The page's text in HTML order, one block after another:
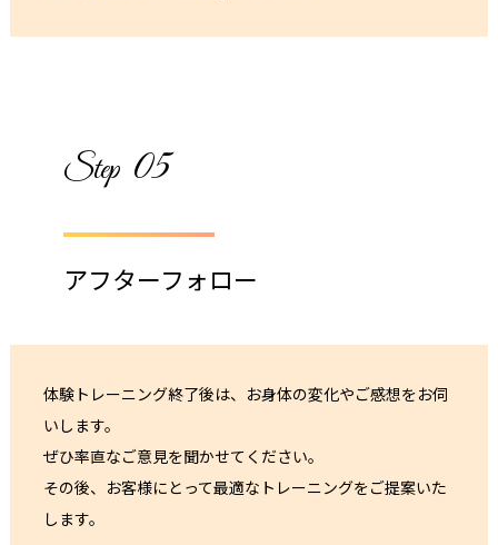
Step 05
アフターフォロー
体験トレーニング終了後は、お身体の変化やご感想をお伺
いします。
ぜひ率直なご意見を聞かせてください。
その後、お客様にとって最適なトレーニングをご提案いた
します。